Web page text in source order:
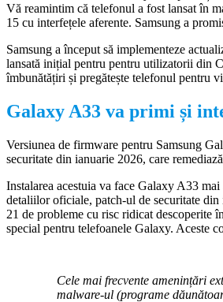
Vă reamintim că telefonul a fost lansat în
15 cu interfețele aferente. Samsung a
Samsung a început să implementeze
lansată inițial pentru pentru utilizatorii din
îmbunătățiri și pregătește telefonul pentru
Galaxy A33 va primi și
Versiunea de firmware pentru Samsung
securitate din ianuarie 2026, care
Instalarea acestuia va face Galaxy A33
detaliilor oficiale, patch-ul de securitate din
21 de probleme cu risc ridicat descoperite
special pentru telefoanele Galaxy. Aceste
Cele mai frecvente amenințări
malware-ul (programe